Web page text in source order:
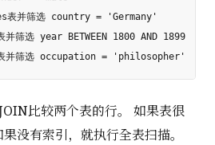
并筛选 country = 'Germany'
选 year BETWEEN 1800 AND 1899
比较两个表的行。 如果表很
没有索引，就执行全表扫描。